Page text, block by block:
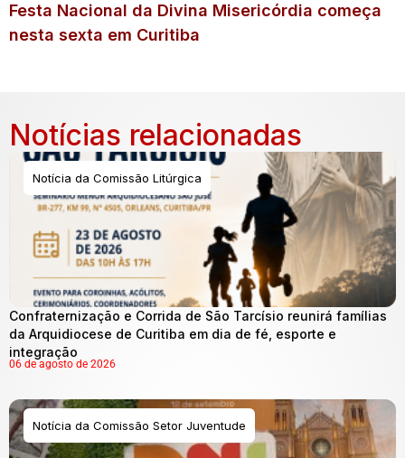
Festa Nacional da Divina Misericórdia começa
nesta sexta em Curitiba
Notícias relacionadas
Notícia da Comissão Litúrgica
Confraternização e Corrida de São Tarcísio reunirá famílias
da Arquidiocese de Curitiba em dia de fé, esporte e
integração
06 de agosto de 2026
Notícia da Comissão Setor Juventude